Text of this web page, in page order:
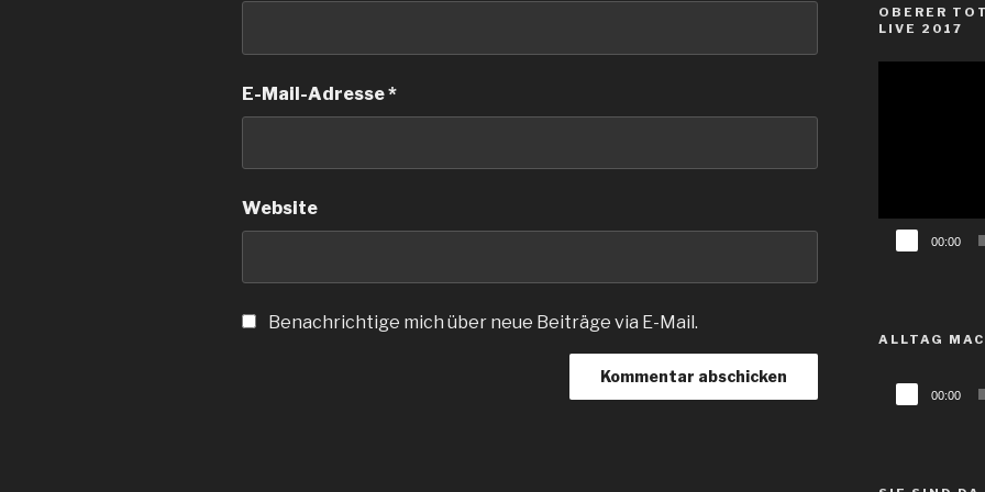
E-Mail-Adresse*
Website
Benachrichtige mich über neue Beiträge via E-Mail.
OBERER
LIVE 2017
00:00
ALLTAG
Audio-
Player
00:00